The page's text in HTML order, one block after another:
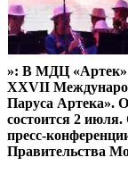
»: В МДЦ «Артек»
XXVII
Паруса Артека».
состоится 2
пресс-
Правительства